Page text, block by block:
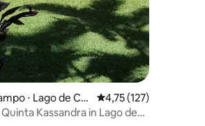
⋅ Lago de Co
4,75 de uma avaliação
4,75 (127)
Kassandra in Lago de